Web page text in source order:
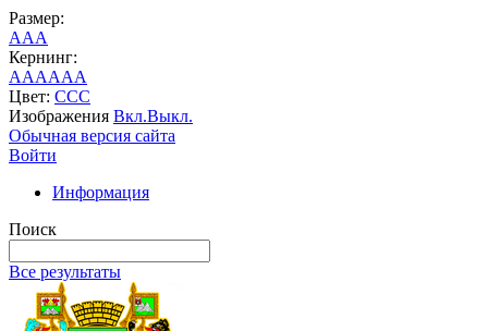
Размер:
AAA
Кернинг:
AAAAAA
Цвет: CCC
Изображения Вкл.Выкл.
Обычная версия сайта
Войти
Информация
Поиск
Все результаты